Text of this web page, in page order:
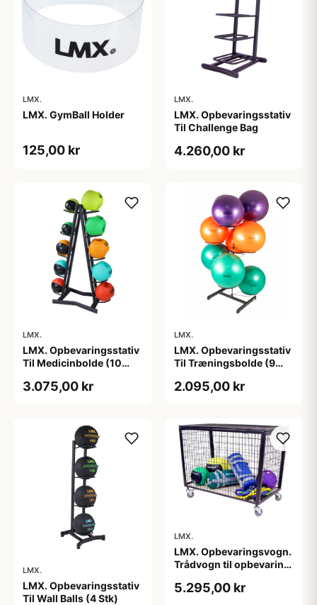
LMX.
LMX. GymBall Holder
125,00 kr
LMX.
LMX. Opbevaringsstativ
Til Challenge Bag
4.260,00 kr
LMX.
LMX. Opbevaringsstativ
Til Medicinbolde (10
3.075,00 kr
LMX.
LMX. Opbevaringsstativ
Til Træningsbolde (9
2.095,00 kr
LMX.
LMX. Opbevaringsstativ
Til Wall Balls (4 Stk)
LMX.
LMX. Opbevaringsvogn.
Trådvogn til opbevaring
træningstilbehør.
5.295,00 kr